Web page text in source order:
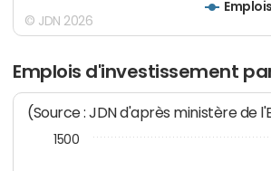
© JDN 2026
Emplois d'investissement
(Source : JDN d'après ministère de
1500